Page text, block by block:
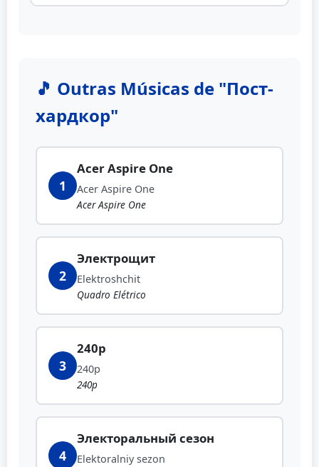
🎵 Outras Músicas de "Пост-
хардкор"
1
Acer Aspire One
Acer Aspire One
Acer Aspire One
2
Электрощит
Elektroshchit
Quadro Elétrico
3
240p
240p
240p
4
Электоральный сезон
Elektoralniy sezon